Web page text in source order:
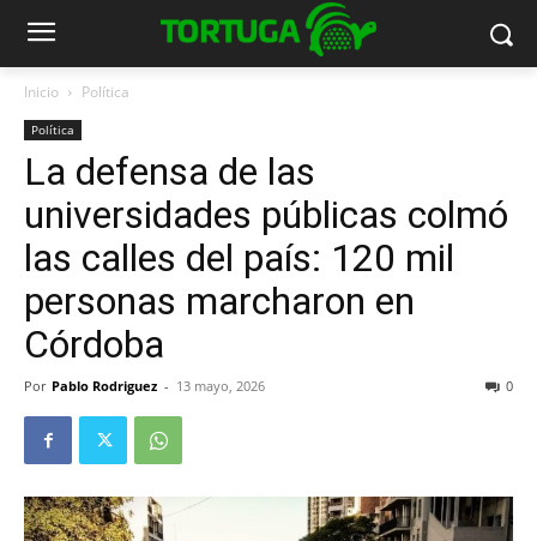
Inicio Política
Política
La defensa de las
universidades públicas colmó
las calles del país: 120 mil
personas marcharon en
Córdoba
Por Pablo Rodriguez - 13 mayo, 2026 0